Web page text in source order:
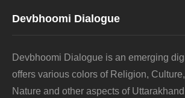
Devbhoomi Dialogue
Devbhoomi Dialogue is an emerging
offers various colors of Religion,
Nature and other aspects of